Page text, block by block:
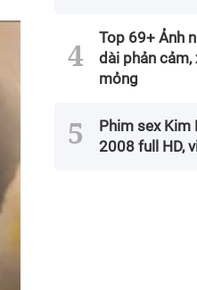
Top 69+ Ảnh
dài phản cảm,
mỏng
Phim sex Kim
2008 full HD,